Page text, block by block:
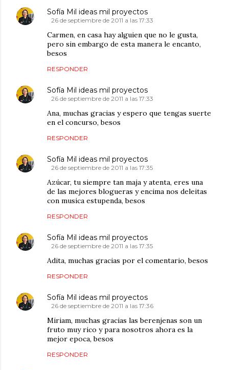
Sofía Mil ideas mil proyectos
26 de septiembre de 2011 a las 17:33
Carmen, en casa hay alguien que no le gusta,
pero sin embargo de esta manera le encanto,
besos
RESPONDER
Sofía Mil ideas mil proyectos
26 de septiembre de 2011 a las 17:33
Ana, muchas gracias y espero que tengas suerte
en el concurso, besos
RESPONDER
Sofía Mil ideas mil proyectos
26 de septiembre de 2011 a las 17:35
Azúcar, tu siempre tan maja y atenta, eres una
de las mejores blogueras y encima nos deleitas
con musica estupenda, besos
RESPONDER
Sofía Mil ideas mil proyectos
26 de septiembre de 2011 a las 17:35
Adita, muchas gracias por el comentario, besos
RESPONDER
Sofía Mil ideas mil proyectos
26 de septiembre de 2011 a las 17:36
Miriam, muchas gracias las berenjenas son un
fruto muy rico y para nosotros ahora es la
mejor epoca, besos
RESPONDER